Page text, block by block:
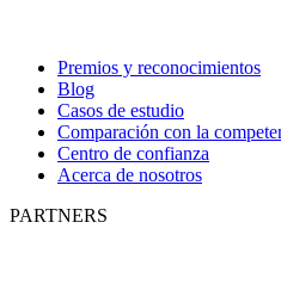
Premios y reconocimientos
Blog
Casos de estudio
Comparación con la
Centro de confianza
Acerca de nosotros
PARTNERS